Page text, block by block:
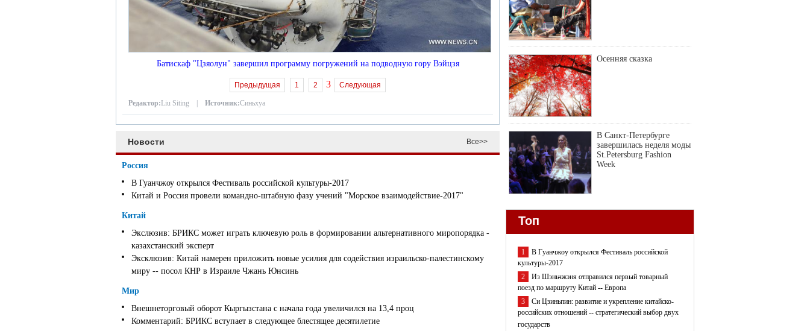
Батискаф "Цзяолун" завершил программу погружений на подводную гору Вэйцзя
Предыдущая 1 2 3 Следующая
Редактор:Liu Siting | Источник:Синьхуа
Новости Все>>
Россия
В Гуанчжоу открылся Фестиваль российской культуры-2017
Китай и Россия провели командно-штабную фазу учений "Морское взаимодействие-2017"
Китай
Экслюзив: БРИКС может играть ключевую роль в формировании альтернативного миропорядка -
казахстанский эксперт
Эксклюзив: Китай намерен приложить новые усилия для содействия израильско-палестинскому
миру -- посол КНР в Израиле Чжань Юнсинь
Мир
Внешнеторговый оборот Кыргызстана с начала года увеличился на 13,4 проц
Комментарий: БРИКС вступает в следующее блестящее десятилетие
Осенняя сказка
В Санкт-Петербурге
завершилась неделя моды
St.Petersburg Fashion
Week
Топ
1 В Гуанчжоу открылся Фестиваль российской
культуры-2017
2 Из Шэньчжэня отправился первый товарный
поезд по маршруту Китай -- Европа
3 Си Цзиньпин: развитие и укрепление китайско-
российских отношений -- стратегический выбор двух
государств